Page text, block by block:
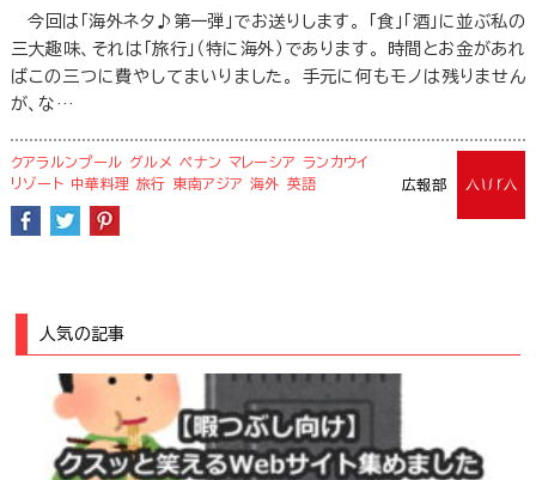
今回は「海外ネタ♪第一弾」でお送りします。 「食」「酒」に並ぶ私の
三大趣味、それは「旅行」（特に海外）であります。 時間とお金があれ
ばこの三つに費やしてまいりました。 手元に何もモノは残りません
が、な…
広報部
クアラルンプール グルメ ペナン マレーシア
ランカウイ
リゾート 中華料理 旅行 東南アジア 海外 英語
人気の記事